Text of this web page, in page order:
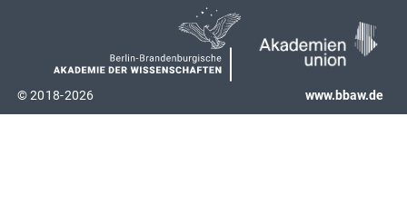
www.bbaw.de
© 2018-2026